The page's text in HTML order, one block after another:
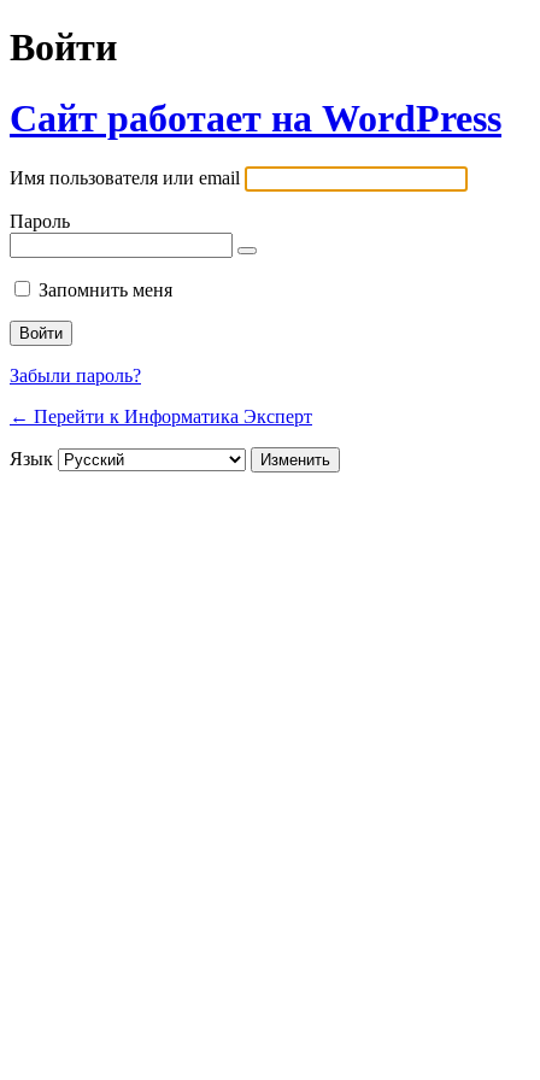
Войти
Сайт работает на WordPress
Имя пользователя или email
Пароль
Запомнить меня
Забыли пароль?
← Перейти к Информатика Эксперт
Язык